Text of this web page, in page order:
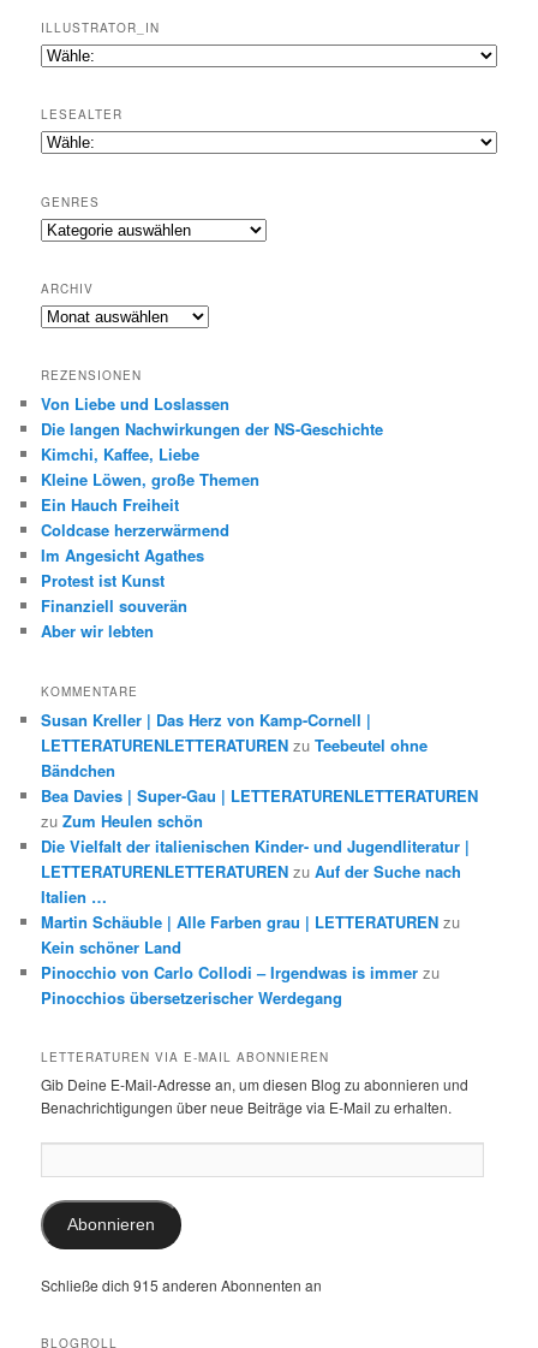
ILLUSTRATOR_IN
LESEALTER
GENRES
Genres
ARCHIV
Archiv
REZENSIONEN
Von Liebe und Loslassen
Die langen Nachwirkungen der NS-Geschichte
Kimchi, Kaffee, Liebe
Kleine Löwen, große Themen
Ein Hauch Freiheit
Coldcase herzerwärmend
Im Angesicht Agathes
Protest ist Kunst
Finanziell souverän
Aber wir lebten
KOMMENTARE
Susan Kreller | Das Herz von Kamp-Cornell |
LETTERATURENLETTERATUREN zuTeebeutel ohne
Bändchen
Bea Davies | Super-Gau | LETTERATURENLETTERATUREN
zuZum Heulen schön
Die Vielfalt der italienischen Kinder- und Jugendliteratur |
LETTERATURENLETTERATUREN zuAuf der Suche nach
Italien …
Martin Schäuble | Alle Farben grau | LETTERATUREN zu
Kein schöner Land
Pinocchio von Carlo Collodi – Irgendwas is immer zu
Pinocchios übersetzerischer Werdegang
LETTERATUREN VIA E-MAIL ABONNIEREN
Gib Deine E-Mail-Adresse an, um diesen Blog zu abonnieren und
Benachrichtigungen über neue Beiträge via E-Mail zu erhalten.
Mail-
Adresse:
Abonnieren
Schließe dich 915 anderen Abonnenten an
BLOGROLL